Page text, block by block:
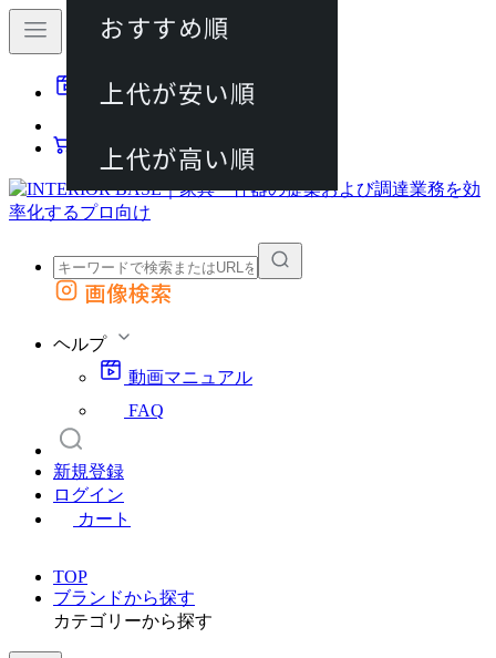
動画マニュアル
カート
外部サイトの商品をカートに追加
画像検索
ヘルプ
動画マニュアル
FAQ
新規登録
ログイン
カート
TOP
ブランドから探す
カテゴリーから探す
おすすめ順
上代が安い順
上代が高い順